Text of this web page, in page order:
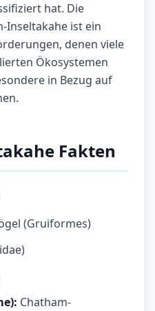
hat. Die
Inseltakahe ist ein
denen viele
Ökosystemen
in Bezug auf
Fakten
(Gruiformes)
Chatham-